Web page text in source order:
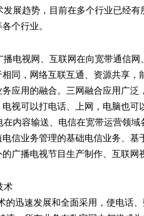
趋势，目前在多个行业已经有
个行业。
视网、互联网在向宽带通信网
同，网络互联互通、资源共享
应用的融合。三网融合应用广
视可以打电话、上网，电脑也
容输送、电信在宽带运营领域
信业务管理的基础电信业务、
广播电视节目生产制作、互联
术
速发展和全面采用，使电话、